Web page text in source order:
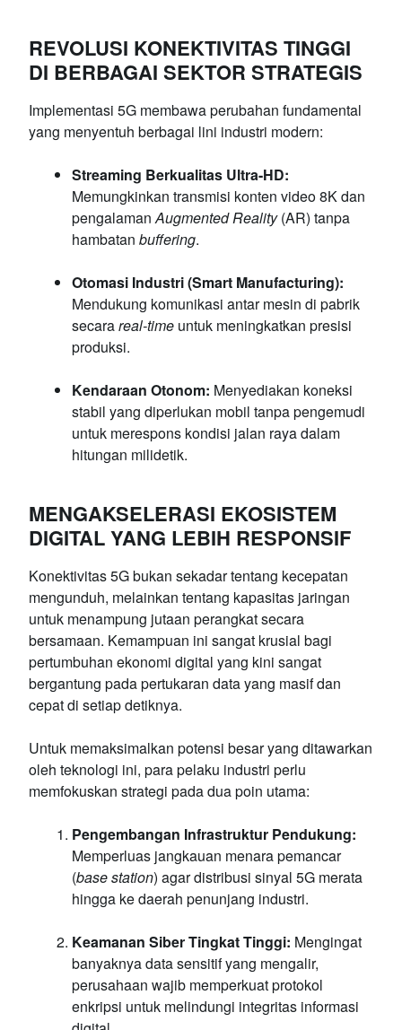
REVOLUSI KONEKTIVITAS TINGGI
DI BERBAGAI SEKTOR STRATEGIS
Implementasi 5G membawa perubahan fundamental
yang menyentuh berbagai lini industri modern:
Streaming Berkualitas Ultra-HD:
Memungkinkan transmisi konten video 8K dan
pengalaman Augmented Reality(AR) tanpa
hambatan buffering.
Otomasi Industri (Smart Manufacturing):
Mendukung komunikasi antar mesin di pabrik
secarareal-time untuk meningkatkan presisi
produksi.
Kendaraan Otonom: Menyediakan koneksi
stabil yang diperlukan mobil tanpa pengemudi
untuk merespons kondisi jalan raya dalam
hitungan milidetik.
MENGAKSELERASI EKOSISTEM
DIGITAL YANG LEBIH RESPONSIF
Konektivitas 5G bukan sekadar tentang kecepatan
mengunduh, melainkan tentang kapasitas jaringan
untuk menampung jutaan perangkat secara
bersamaan. Kemampuan ini sangat krusial bagi
pertumbuhan ekonomi digital yang kini sangat
bergantung pada pertukaran data yang masif dan
cepat di setiap detiknya.
Untuk memaksimalkan potensi besar yang ditawarkan
oleh teknologi ini, para pelaku industri perlu
memfokuskan strategi pada dua poin utama:
Pengembangan Infrastruktur Pendukung:
Memperluas jangkauan menara pemancar
(base station) agar distribusi sinyal 5G merata
hingga ke daerah penunjang industri.
Keamanan Siber Tingkat Tinggi: Mengingat
banyaknya data sensitif yang mengalir,
perusahaan wajib memperkuat protokol
enkripsi untuk melindungi integritas informasi